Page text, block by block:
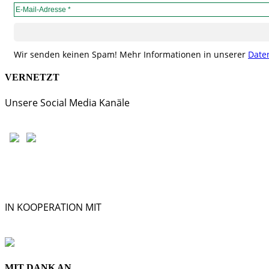
Wir senden keinen Spam! Mehr Informationen in unserer
VERNETZT
Unsere Social Media Kanäle
IN KOOPERATION MIT